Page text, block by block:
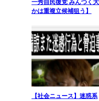
一秀自民復党 みんつく
かは重複立候補狙う】
【社会ニュース】迷惑系